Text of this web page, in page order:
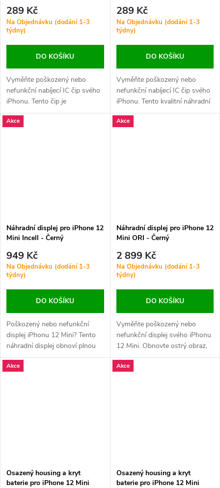
289 Kč
Na Objednávku (dodání 1-3
týdny)
DO KOŠÍKU
Vyměňte poškozený nebo
nefunkční nabíjecí IC čip svého
iPhonu. Tento čip je
kompatibilní s modely iPhone
13, 13 Mini, 12 Mini, 12, 12 Pro
289 Kč
Na Objednávku (dodání 1-3
týdny)
DO KOŠÍKU
Vyměňte poškozený nebo
nefunkční nabíjecí IC čip svého
iPhonu. Tento kvalitní náhradní
díl je kompatibilní s modely
iPhone 14 Pro Max, 12 Mini, 12,
Akce
Náhradní displej pro iPhone 12
Mini Incell - Černý
949 Kč
Na Objednávku (dodání 1-3
týdny)
DO KOŠÍKU
Poškozený nebo nefunkční
displej iPhonu 12 Mini? Tento
náhradní displej obnoví plnou
kvalitu obrazu, dotykovou
odezvu a vizuální vzhled
Akce
Náhradní displej pro iPhone 12
Mini ORI - Černý
2 899 Kč
Na Objednávku (dodání 1-3
týdny)
DO KOŠÍKU
Vyměňte poškozený nebo
nefunkční displej svého iPhonu
12 Mini. Obnovte ostrý obraz,
živé barvy a přesnou dotykovou
odezvu díky tomuto kvalitnímu
Akce
Osazený housing a kryt
baterie pro iPhone 12 Mini
Akce
Osazený housing a kryt
baterie pro iPhone 12 Mini